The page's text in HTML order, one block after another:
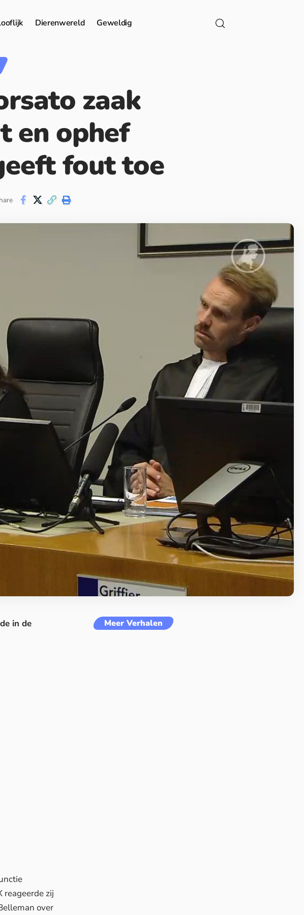
Dierenwereld Geweldig
zaak
en ophef
fout toe
in de
reageerde zij
over
Meer Verhalen